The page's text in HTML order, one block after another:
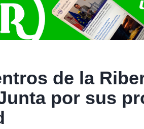
de la
por sus